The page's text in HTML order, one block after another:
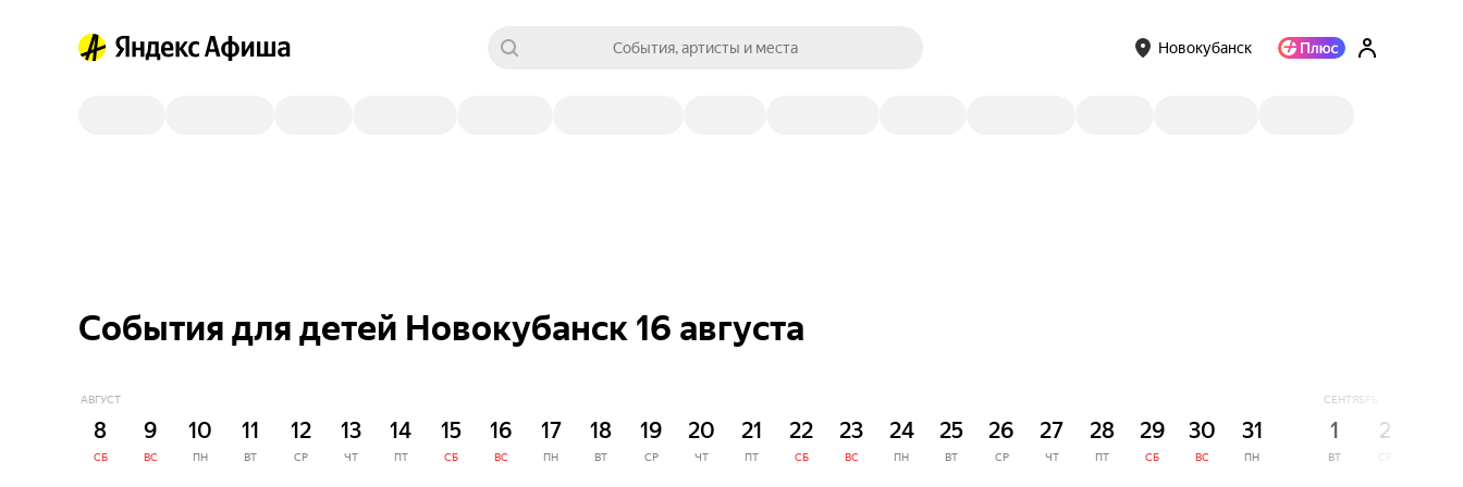
События, артисты и места Новокубанск
События для детей Новокубанск 16 августа
АВГУСТ
8
СБ
9
ВС
10
ПН
11
ВТ
12
СР
13
ЧТ
14
ПТ
15
СБ
16
ВС
17
ПН
18
ВТ
19
СР
20
ЧТ
21
ПТ
22
СБ
23
ВС
24
ПН
25
ВТ
26
СР
27
ЧТ
28
ПТ
29
СБ
30
ВС
31
ПН
СЕНТЯБРЬ
1
ВТ
2